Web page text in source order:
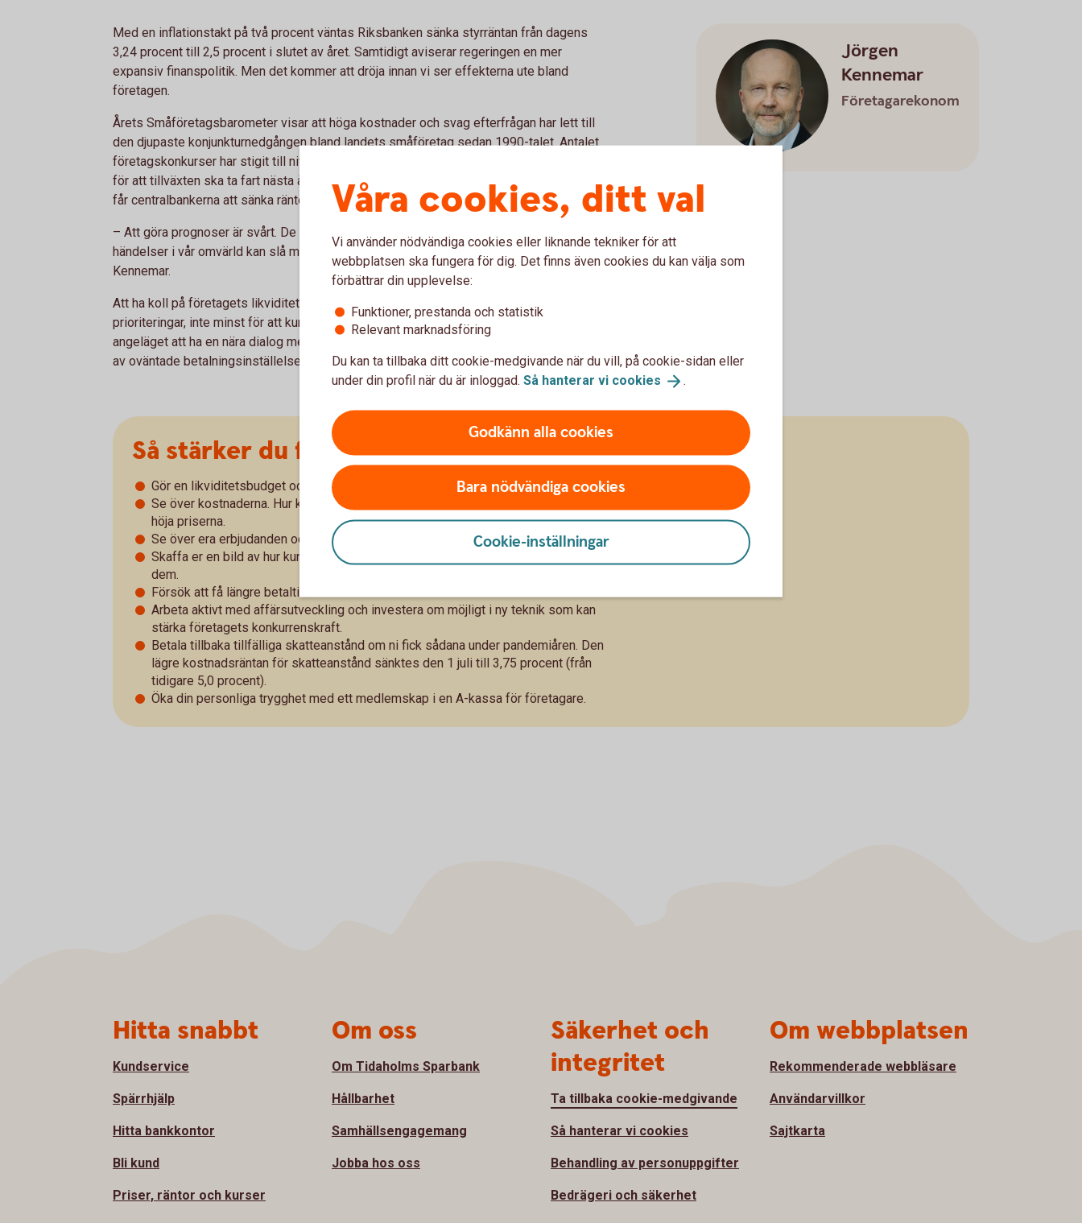
Med en inflationstakt på två procent väntas Riksbanken sänka styrräntan från dagens
3,24 procent till 2,5 procent i slutet av året. Samtidigt aviserar regeringen en mer
expansiv finanspolitik. Men det kommer att dröja innan vi ser effekterna ute bland
företagen.
Årets Småföretagsbarometer visar att höga kostnader och svag efterfrågan har lett till
den djupaste konjunkturnedgången bland landets småföretag sedan 1990-talet. Antalet
företagskonkurser har stigit till nivåer som vi inte har sett på decennier. En förutsättning
för att tillväxten ska ta fart nästa år är att den expansiva finanspolitiken verkligen
får centralbankerna att sänka räntorna.
– Att göra prognoser är svårt. De senaste åren har vi sett hur hårt stora, oväntade
händelser i vår omvärld kan slå mot svensk ekonomi och svenska företag, säger Jörgen
Kennemar.
Att ha koll på företagets likviditet och bygga upp ett buffertsparande är alltid viktiga
prioriteringar, inte minst för att kunna hantera oväntade händelser. Men det är också
angeläget att ha en nära dialog med kunder och leverantörer så att man inte överraskas
av oväntade betalningsinställelser.
Jörgen
Kennemar
Företagarekonom
Så stärker du företagets konkurrenskraft
Gör en likviditetsbudget och håll koll på företagets kassaflöde.
Se över kostnaderna. Hur kan ni bli mer kostnadseffektiva nu när det blir svårare att
höja priserna.
Se över era erbjudanden och företagets kundstock. Var tjänar ni pengarna?
Skaffa er en bild av hur kunderna påverkas av lågkonjunkturen. Håll nära kontakt med
dem.
Försök att få längre betaltider hos era leverantörer och kortare hos era kunder.
Arbeta aktivt med affärsutveckling och investera om möjligt i ny teknik som kan
stärka företagets konkurrenskraft.
Betala tillbaka tillfälliga skatteanstånd om ni fick sådana under pandemiåren. Den
lägre kostnadsräntan för skatteanstånd sänktes den 1 juli till 3,75 procent (från
tidigare 5,0 procent).
Öka din personliga trygghet med ett medlemskap i en A-kassa för företagare.
Våra cookies, ditt val
Vi använder nödvändiga cookies eller liknande tekniker för att
webbplatsen ska fungera för dig. Det finns även cookies du kan välja som
förbättrar din upplevelse:
Funktioner, prestanda och statistik
Relevant marknadsföring
Du kan ta tillbaka ditt cookie-medgivande när du vill, på cookie-sidan eller
under din profil när du är inloggad. Så hanterar vi cookies .
Godkänn alla cookies
Bara nödvändiga cookies
Cookie-inställningar
Hitta snabbt
Kundservice
Spärrhjälp
Hitta bankkontor
Bli kund
Priser, räntor och kurser
Om oss
Om Tidaholms Sparbank
Hållbarhet
Samhällsengagemang
Jobba hos oss
Säkerhet och
integritet
Ta tillbaka cookie-medgivande
Så hanterar vi cookies
Behandling av personuppgifter
Bedrägeri och säkerhet
Om webbplatsen
Rekommenderade webbläsare
Användarvillkor
Sajtkarta